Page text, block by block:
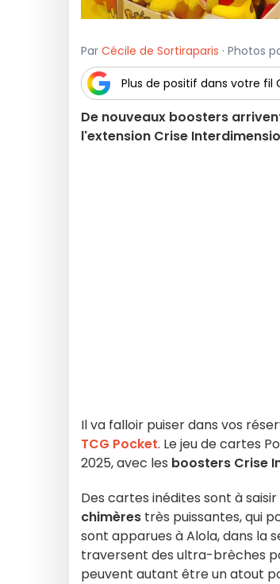
Par Cécile de Sortiraparis · Photos
Plus de positif dans votre fil
De nouveaux boosters
l'extension Crise
Il va falloir puiser dans vos
TCG Pocket. Le jeu de cartes
2025, avec les boosters Crise
Des cartes inédites sont à
chimères très puissantes, qui
sont apparues à Alola, dans la
traversent des ultra-brèches
peuvent autant être un atout